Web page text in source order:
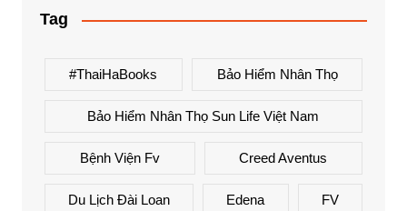
Tag
#ThaiHaBooks Bảo Hiểm Nhân Thọ
Bảo Hiểm Nhân Thọ Sun Life Việt Nam
Bệnh Viện Fv Creed Aventus
Du Lịch Đài Loan Edena FV